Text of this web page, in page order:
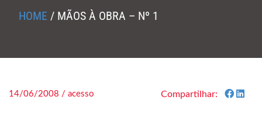
HOME / MÃOS À OBRA – Nº 1
14/06/2008 / acesso Compartilhar: